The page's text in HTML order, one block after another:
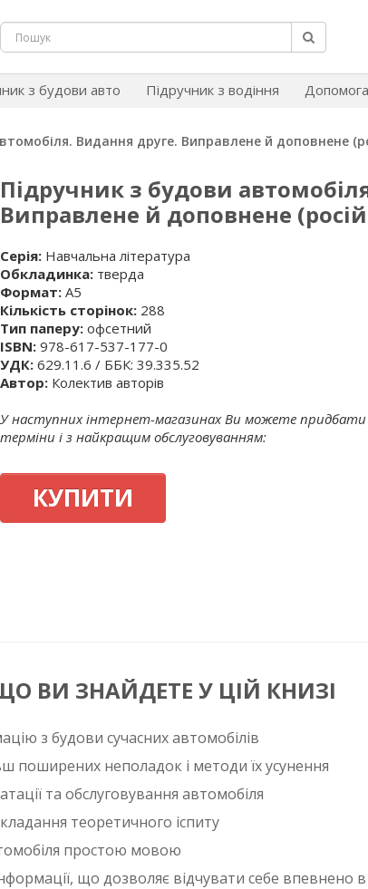
з будови авто Підручник з водіння
Видання друге. Виправлене й доповнене
Підручник з будови
Виправлене й доповнене
Серія: Навчальна література
Обкладинка: тверда
Формат: А5
Кількість сторінок: 288
Тип паперу: офсетний
ISBN: 978-617-537-177-0
УДК: 629.11.6 / ББК: 39.335.52
Автор: Колектив авторів
У наступних інтернет-магазинах Ви можете
терміни і з найкращим обслуговуванням:
КУПИТИ
ВИ ЗНАЙДЕТЕ У ЦІЙ КНИЗІ
з будови сучасних автомобілів
поширених неполадок і методи їх усунення
та обслуговування автомобіля
теоретичного іспиту
простою мовою
що дозволяє відчувати себе впевнено в